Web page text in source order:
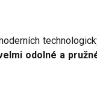
odolné a